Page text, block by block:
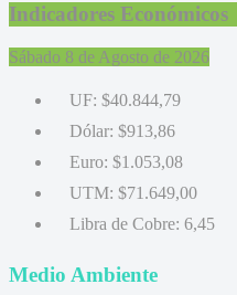
Indicadores Económicos
Sábado 8 de Agosto de 2026
UF: $40.844,79
Dólar: $913,86
Euro: $1.053,08
UTM: $71.649,00
Libra de Cobre: 6,45
Medio Ambiente